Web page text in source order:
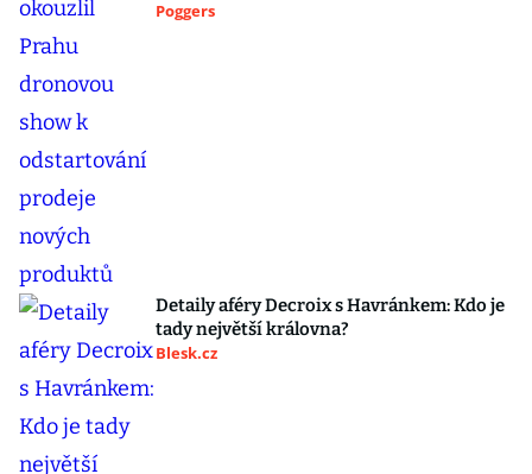
Poggers
Detaily aféry Decroix s Havránkem: Kdo je
tady největší královna?
Blesk.cz